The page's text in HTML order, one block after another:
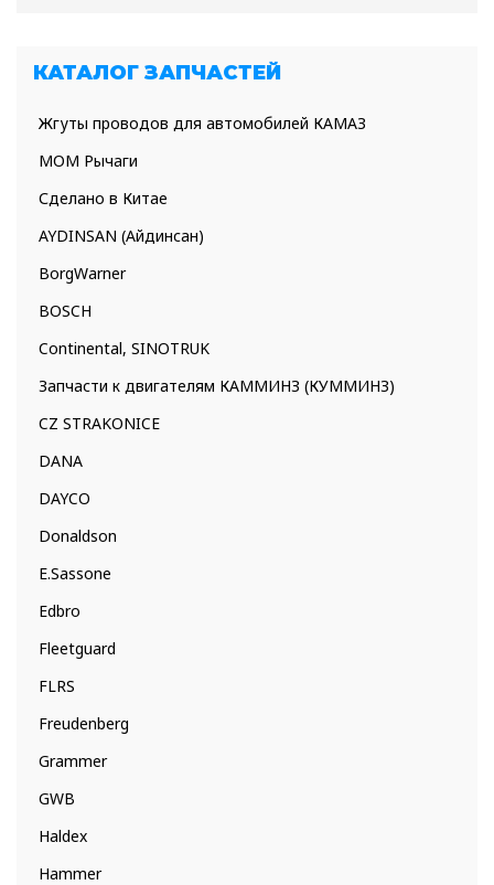
КАТАЛОГ ЗАПЧАСТЕЙ
Жгуты проводов для автомобилей КАМАЗ
МОМ Рычаги
Сделано в Китае
AYDINSAN (Айдинсан)
BorgWarner
BOSCH
Continental, SINOTRUK
Запчасти к двигателям КАММИНЗ (КУММИНЗ)
CZ STRAKONICE
DANA
DAYCO
Donaldson
E.Sassone
Edbro
Fleetguard
FLRS
Freudenberg
Grammer
GWB
Haldex
Hammer